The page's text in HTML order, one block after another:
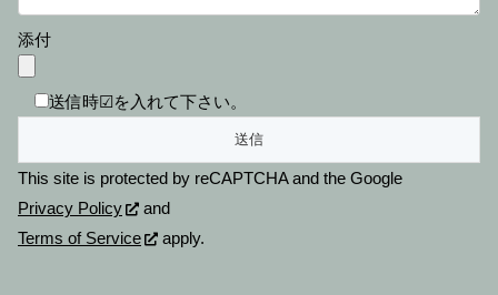
添付
送信時☑を入れて下さい。
This site is protected by reCAPTCHA and the Google
Privacy Policy
and
Terms of Service
apply.